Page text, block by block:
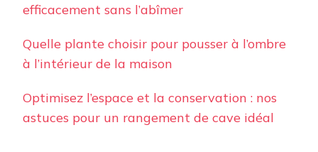
efficacement sans l’abîmer
Quelle plante choisir pour pousser à l’ombre
à l’intérieur de la maison
Optimisez l’espace et la conservation : nos
astuces pour un rangement de cave idéal